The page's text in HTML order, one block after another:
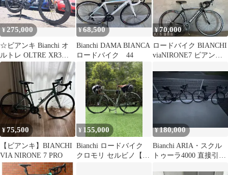
¥275,000
☆ビアンキ Bianchi オ
ルトレ OLTRE XR3
DISK☆カーボンホイル
装着☆アルテグラ☆エ
アロカーボンハンドル
☆サイズ55☆エアロロ
ード☆
¥68,500
Bianchi DAMA BIANCA
ロードバイク 44
¥70,000
ロードバイク BIANCHI
viaNIRONE7 ビアンキ
¥75,500
【ビアンキ】BIANCHI
VIA NIRONE 7 PRO
¥ 155,000
Bianchi ロードバイク
クロモリ セルビノ【廃
¥180,000
Bianchi ARIA・スクル
トゥーラ4000 直接引取